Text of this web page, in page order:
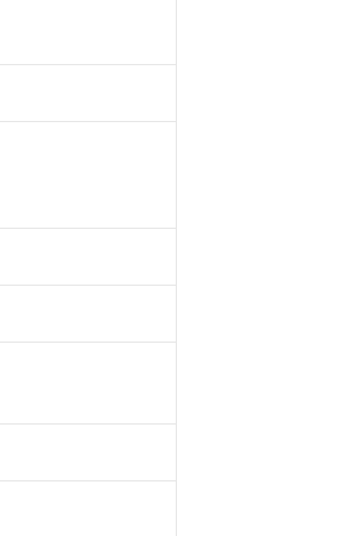
って非含有を証明するものではありません。
応完了までの期間は出荷製品に未対応品が
特段のことがない限り、2022年1月12日よ